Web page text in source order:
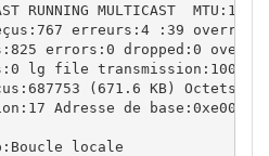
RUNNING MULTICAST  MTU:1500
erreurs:4 :39
errors:0 dropped:0
lg file transmission:1000
(671.6 KB) Octets
Adresse de base:0xe000
locale